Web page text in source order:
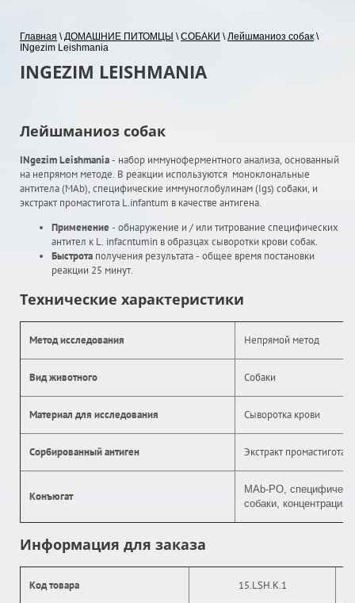
Главная \ДОМАШНИЕ ПИТОМЦЫ \СОБАКИ \Лейшманиоз собак\
INgezim Leishmania
INGEZIM LEISHMANIA
Лейшманиоз собак
INgezim Leishmania- набор иммуноферментного анализа, основанный
на непрямом методе. В реакции используются моноклональные
антитела (MAb), специфические иммуноглобулинам (Igs) собаки, и
экстракт промастигота L.infantum в качестве антигена.
Применение - обнаружение и / или титрование специфических
антител к L. infacntumin в образцах сыворотки крови собак.
Быстрота получения результата - общее время постановки
реакции 25 минут.
Технические характеристики
Метод исследования Непрямой метод
Вид животного Собаки
Материал для исследования Сыворотка крови
Сорбированный антиген Экстракт промастигота
Конъюгат
MAb-PO,
собаки, концентрация
Информация для заказа
Код товара 15.LSH.K.1